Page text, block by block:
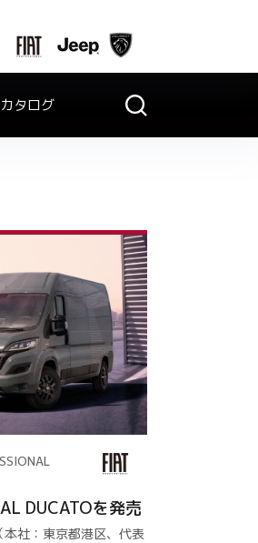
カタログ
DUCATOを発売
社：東京都港区、代表